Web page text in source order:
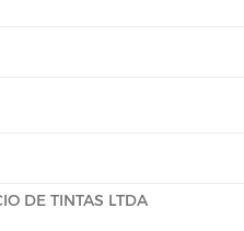
DE TINTAS LTDA